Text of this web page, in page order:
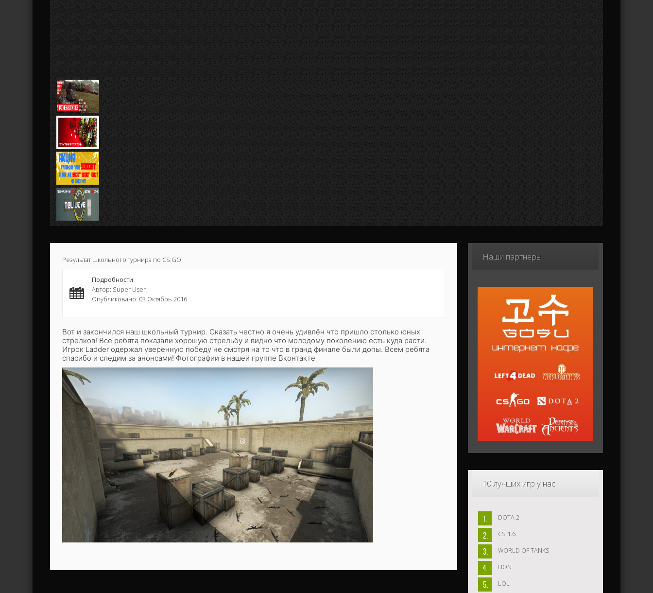
Результат школьного турнира по CS:GO
Подробности
Автор: Super User
Опубликовано: 03 Октябрь 2016
Вот и закончился наш школьный турнир. Сказать честно я очень удивлён что пришло столько юных
стрелков! Все ребята показали хорошую стрельбу и видно что молодому поколению есть куда расти.
Игрок Ladder одержал уверенную победу не смотря на то что в гранд финале были допы. Всем ребята
спасибо и следим за анонсами! Фотографии в нашей группе Вконтакте
Наши партнеры
10лучших игр у нас
DOTA 2
CS 1.6
WORLD OF TANKS
HON
LOL